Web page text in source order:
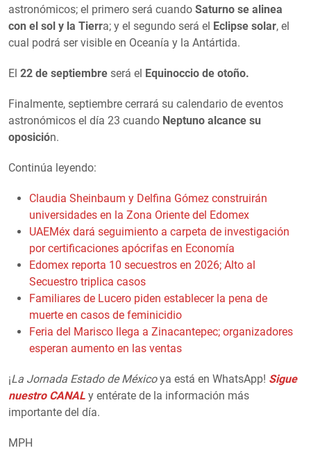
astronómicos; el primero será cuando Saturno se alinea
con el sol y la Tierra; y el segundo será el Eclipse solar, el
cual podrá ser visible en Oceanía y la Antártida.
El 22 de septiembre será el Equinoccio de otoño.
Finalmente, septiembre cerrará su calendario de eventos
astronómicos el día 23 cuando Neptuno alcance su
oposición.
Continúa leyendo:
Claudia Sheinbaum y Delfina Gómez construirán
universidades en la Zona Oriente del Edomex
UAEMéx dará seguimiento a carpeta de investigación
por certificaciones apócrifas en Economía
Edomex reporta 10 secuestros en 2026; Alto al
Secuestro triplica casos
Familiares de Lucero piden establecer la pena de
muerte en casos de feminicidio
Feria del Marisco llega a Zinacantepec; organizadores
esperan aumento en las ventas
¡La Jornada Estado de Méxicoya está en WhatsApp! Sigue
nuestro CANAL y entérate de la información más
importante del día.
MPH